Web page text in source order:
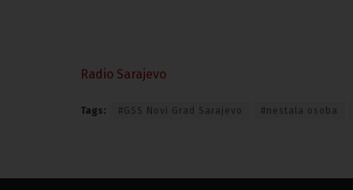
Radio Sarajevo
Tags: #GSS Novi Grad Sarajevo #nestala osoba